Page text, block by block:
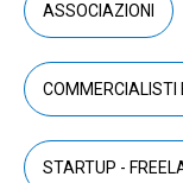
ASSOCIAZIONI
COMMERCIALISTI
STARTUP -